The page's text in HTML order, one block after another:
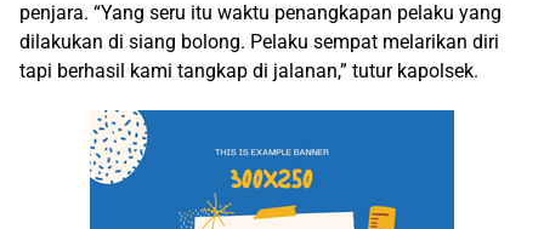
penjara. “Yang seru itu waktu penangkapan pelaku yang
dilakukan di siang bolong. Pelaku sempat melarikan diri
tapi berhasil kami tangkap di jalanan,” tutur kapolsek.